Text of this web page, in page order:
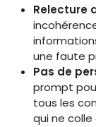
Relecture
une faute
Pas de
prompt
tous les
qui ne